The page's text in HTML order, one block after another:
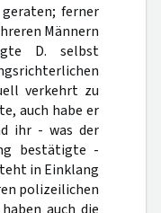
ferner
Männern
D. selbst
verkehrt zu
auch habe er
ihr - was der
bestätigte -
in Einklang
polizeilichen